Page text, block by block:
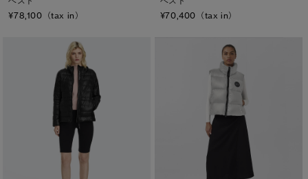
TEI3：-10℃/-20℃
TEI4：-15℃/-25℃
TEI5：-30℃以下
S/M
L/XL
ONESIZE
¥78,100（tax in）
¥70,400（tax in）